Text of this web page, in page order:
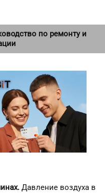
по ремонту и
Давление воздуха в